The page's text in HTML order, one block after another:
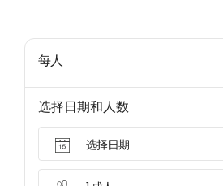
每人
选择日期和人数
选择日期